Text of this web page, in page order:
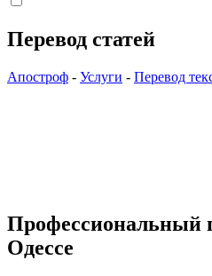
Перевод статей
Апостроф - Услуги - Перевод
Профессиональный
Одессе